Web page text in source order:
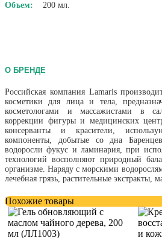
Объем: 200 мл.
О БРЕНДЕ
Российская компания Lamaris
косметики для лица и тела,
косметологами и массажистами в
коррекции фигуры и медицинских
консерванты и красители,
компоненты, добытые со дна
водоросли фукус и ламинария, при
технологий восполняют природный
организме. Наряду с морскими
лечебная грязь, растительные экстракты,
Похожие товары